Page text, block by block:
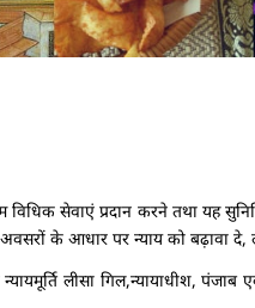
सेवाएं प्रदान करने तथा यह
के आधार पर न्याय को बढ़ावा
लीसा गिल,न्यायाधीश, पंजाब